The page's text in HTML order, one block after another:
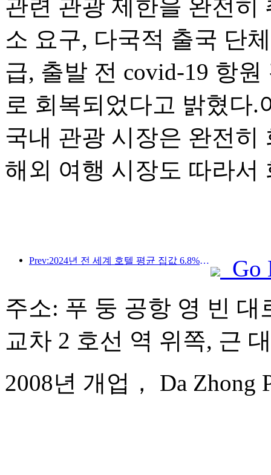
관련 관광 제한을 완전히
소 요구, 다국적 출국 단
급, 출발 전 covid-19 항
로 회복되었다고 밝혔다
국내 관광 시장은 완전히
해외 여행 시장도 따라서
Prev:2024년 전 세계 호텔 평균 집값 6.8% 상승 예상
Go
주소: 푸 둥 공항 영 빈 대
교차 2 호선 역 위쪽, 근
2008년 개업， Da Zhong